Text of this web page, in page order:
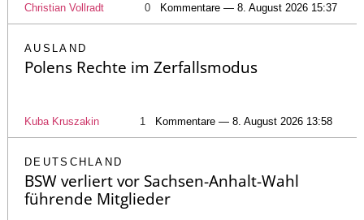
Christian Vollradt 0 Kommentare — 8. August 2026 15:37
AUSLAND
Polens Rechte im Zerfallsmodus
Kuba Kruszakin 1 Kommentare — 8. August 2026 13:58
DEUTSCHLAND
BSW verliert vor Sachsen-Anhalt-Wahl
führende Mitglieder